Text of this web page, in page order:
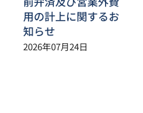
用の計上に関するお
知らせ
2026年07月24日